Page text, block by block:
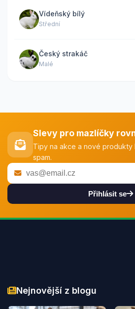
Vídeňský bílý
Střední
Český strakáč
Malé
Slevy pro mazlíčky
Tipy na akce a nové
spam.
Přihlásit se
Nejnovější z blogu